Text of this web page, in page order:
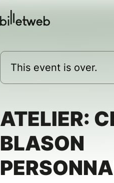
This event is over.
ATELIER:
BLASON